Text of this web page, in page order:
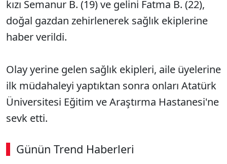
kızı Semanur B. (19) ve gelini Fatma B. (22),
doğal gazdan zehirlenerek sağlık ekiplerine
haber verildi.
Olay yerine gelen sağlık ekipleri, aile üyelerine
ilk müdahaleyi yaptıktan sonra onları Atatürk
Üniversitesi Eğitim ve Araştırma Hastanesi'ne
sevk etti.
Günün Trend Haberleri